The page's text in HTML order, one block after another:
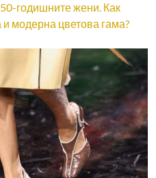
годишните жени. Как
модерна цветова гама?